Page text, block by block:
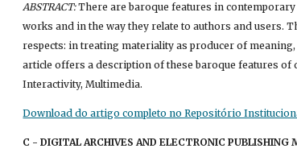
ABSTRACT: There are baroque features in
works and in the way they relate to authors and users.
respects: in treating materiality as producer of
article offers a description of these baroque features
Interactivity, Multimedia.
Download do artigo completo no Repositório
C - DIGITAL ARCHIVES AND ELECTRONIC PUBLISHING